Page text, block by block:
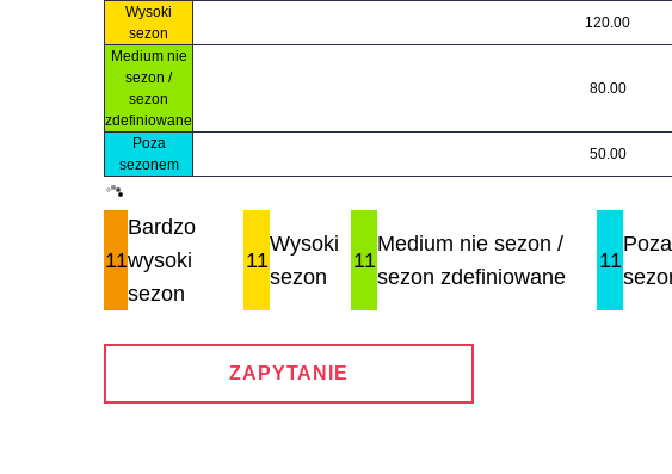
Wysoki
sezon
120.00
Medium nie
sezon /
sezon
zdefiniowane
80.00
Poza
sezonem
50.00
11
Bardzo
wysoki
sezon
11
Wysoki
sezon
11
Medium nie sezon /
sezon zdefiniowane
11
Poza
ZAPYTANIE